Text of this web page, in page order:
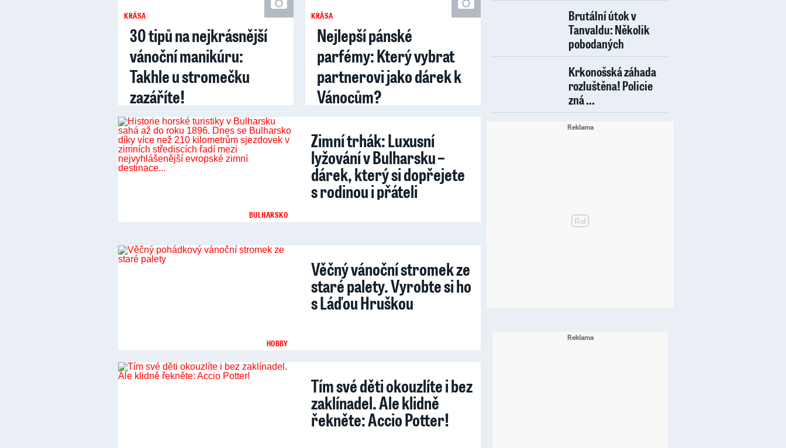
KRÁSA
30 tipů na nejkrásnější
vánoční manikúru:
Takhle u stromečku
zazáříte!
KRÁSA
Nejlepší pánské
parfémy: Který vybrat
partnerovi jako dárek k
Vánocům?
BULHARSKO
Zimní trhák: Luxusní
lyžování v Bulharsku –
dárek, který si dopřejete
s rodinou i přáteli
HOBBY
Věčný vánoční stromek ze
staré palety. Vyrobte si ho
s Láďou Hruškou
Tím své děti okouzlíte i bez
zaklínadel. Ale klidně
řekněte: Accio Potter!
Brutální útok v
Tanvaldu: Několik
pobodaných
Krkonošská záhada
rozluštěna! Policie
zná ...